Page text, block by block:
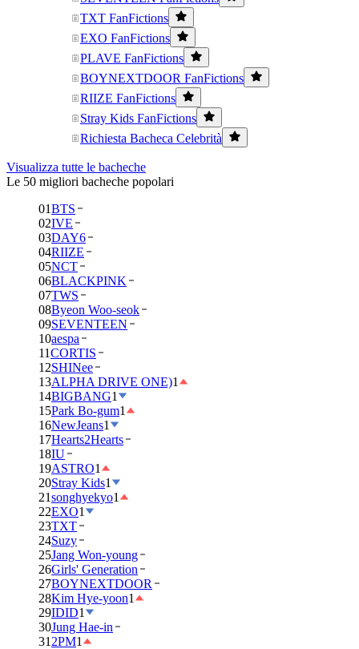
TXT FanFictions
EXO FanFictions
PLAVE FanFictions
BOYNEXTDOOR FanFictions
RIIZE FanFictions
Stray Kids FanFictions
Richiesta Bacheca Celebrità
Visualizza tutte le bacheche
Le 50 migliori bacheche popolari
01BTS
02IVE
03DAY6
04RIIZE
05NCT
06BLACKPINK
07TWS
08Byeon Woo-seok
09SEVENTEEN
10aespa
11CORTIS
12SHINee
13ALPHA DRIVE ONE)1
14BIGBANG1
15Park Bo-gum1
16NewJeans1
17Hearts2Hearts
18IU
19ASTRO1
20Stray Kids1
21songhyekyo1
22EXO1
23TXT
24Suzy
25Jang Won-young
26Girls' Generation
27BOYNEXTDOOR
28Kim Hye-yoon1
29IDID1
30Jung Hae-in
31 2PM1